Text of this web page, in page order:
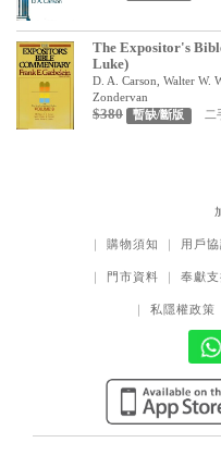
The Expositor's
Luke)
D. A. Carson, Walter W.
Zondervan
$380 暫缺/斷版 二
｜ 購物須知 ｜ 用戶協
｜ 門市資料 ｜ 奉獻支
｜ 私隱權政策